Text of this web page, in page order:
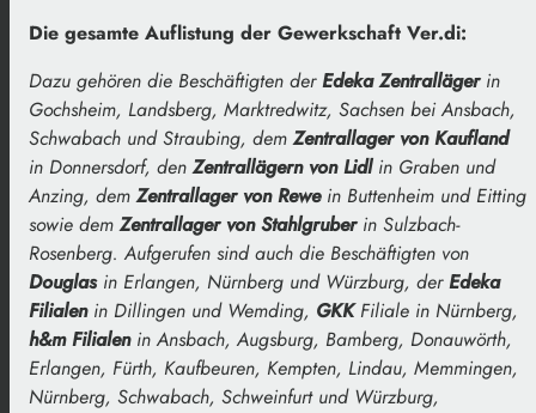
Die gesamte Auflistung der Gewerkschaft Ver.di:
Dazu gehören die Beschäftigten derEdeka Zentrallägerin
Gochsheim, Landsberg, Marktredwitz, Sachsen bei Ansbach,
Schwabach und Straubing, demZentrallager von Kaufland
in Donnersdorf, denZentrallägern von Lidlin Graben und
Anzing, demZentrallager von Rewein Buttenheim und Eitting
sowie demZentrallager von Stahlgruberin Sulzbach-
Rosenberg. Aufgerufen sind auch die Beschäftigten von
Douglasin Erlangen, Nürnberg und Würzburg, derEdeka
Filialenin Dillingen und Wemding, GKKFiliale in Nürnberg,
h&m Filialenin Ansbach, Augsburg, Bamberg, Donauwörth,
Erlangen, Fürth, Kaufbeuren, Kempten, Lindau, Memmingen,
Nürnberg, Schwabach, Schweinfurt und Würzburg,